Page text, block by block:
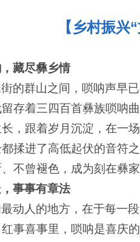
【乡村振
藏尽彝乡情
的群山之间，唢呐声早
存着三四百首彝族唢呐
，跟着岁月沉淀，在一
揉进了高低起伏的音符
不曾褪色，成为刻在彝
事事有章法
动人的地方，在于每一
事喜事里，唢呐是喜庆